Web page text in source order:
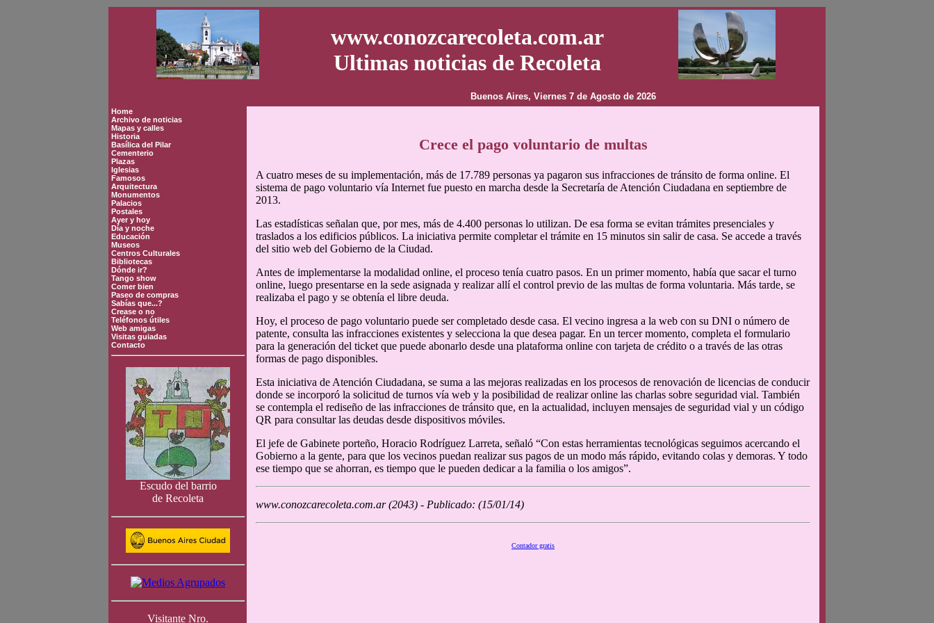
www.conozcarecoleta.com.ar
Ultimas noticias de Recoleta
Buenos Aires, Viernes 7 de Agosto de 2026
Home
Archivo de noticias
Mapas y calles
Historia
Basílica del Pilar
Cementerio
Plazas
Iglesias
Famosos
Arquitectura
Monumentos
Palacios
Postales
Ayer y hoy
Día y noche
Educación
Museos
Centros Culturales
Bibliotecas
Dónde ir?
Tango show
Comer bien
Paseo de compras
Sabías que...?
Crease o no
Teléfonos útiles
Web amigas
Visitas guiadas
Contacto
Escudo del barrio
de Recoleta
Visitante Nro.
Crece el pago voluntario de multas
A cuatro meses de su implementación, más de 17.789 personas ya pagaron sus infracciones de tránsito de forma online. El
sistema de pago voluntario vía Internet fue puesto en marcha desde la Secretaría de Atención Ciudadana en septiembre de
2013.
Las estadísticas señalan que, por mes, más de 4.400 personas lo utilizan. De esa forma se evitan trámites presenciales y
traslados a los edificios públicos. La iniciativa permite completar el trámite en 15 minutos sin salir de casa. Se accede a través
del sitio web del Gobierno de la Ciudad.
Antes de implementarse la modalidad online, el proceso tenía cuatro pasos. En un primer momento, había que sacar el turno
online, luego presentarse en la sede asignada y realizar allí el control previo de las multas de forma voluntaria. Más tarde, se
realizaba el pago y se obtenía el libre deuda.
Hoy, el proceso de pago voluntario puede ser completado desde casa. El vecino ingresa a la web con su DNI o número de
patente, consulta las infracciones existentes y selecciona la que desea pagar. En un tercer momento, completa el formulario
para la generación del ticket que puede abonarlo desde una plataforma online con tarjeta de crédito o a través de las otras
formas de pago disponibles.
Esta iniciativa de Atención Ciudadana, se suma a las mejoras realizadas en los procesos de renovación de licencias de conducir
donde se incorporó la solicitud de turnos vía web y la posibilidad de realizar online las charlas sobre seguridad vial. También
se contempla el rediseño de las infracciones de tránsito que, en la actualidad, incluyen mensajes de seguridad vial y un código
QR para consultar las deudas desde dispositivos móviles.
El jefe de Gabinete porteño, Horacio Rodríguez Larreta, señaló “Con estas herramientas tecnológicas seguimos acercando el
Gobierno a la gente, para que los vecinos puedan realizar sus pagos de un modo más rápido, evitando colas y demoras. Y todo
ese tiempo que se ahorran, es tiempo que le pueden dedicar a la familia o los amigos”.
www.conozcarecoleta.com.ar (2043) - Publicado: (15/01/14)
Contador gratis